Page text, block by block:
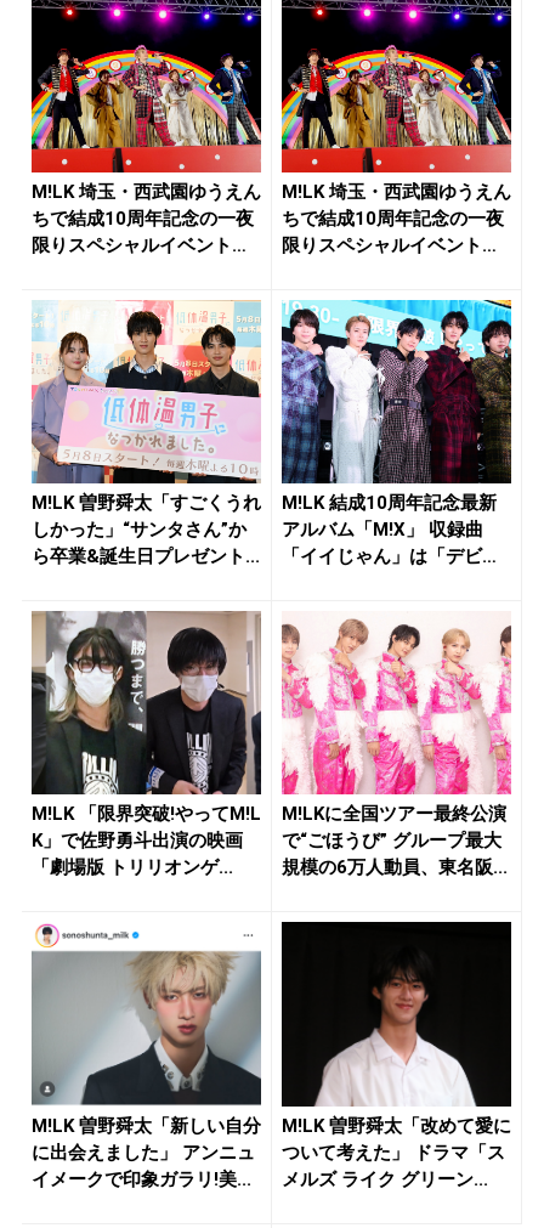
M!LK 埼玉・西武園ゆうえん
ちで結成10周年記念の一夜
限りスペシャルイベント
M!LK 埼玉・西武園ゆうえん
ちで結成10周年記念の一夜
限りスペシャルイベント
M!LK 曽野舜太「すごくうれ
しかった」“サンタさん”か
ら卒業&誕生日プレゼント...
M!LK 結成10周年記念最新
アルバム「M!X」 収録曲
「イイじゃん」は「デビ
M!LK 「限界突破!やってM!L
K」で佐野勇斗出演の映画
「劇場版 トリリオンゲ...
M!LKに全国ツアー最終公演
で“ごほうび” グループ最大
規模の6万人動員、東名阪...
M!LK 曽野舜太「新しい自分
に出会えました」 アンニュ
イメークで印象ガラリ!美...
M!LK 曽野舜太「改めて愛に
ついて考えた」 ドラマ「ス
メルズ ライク グリーン...